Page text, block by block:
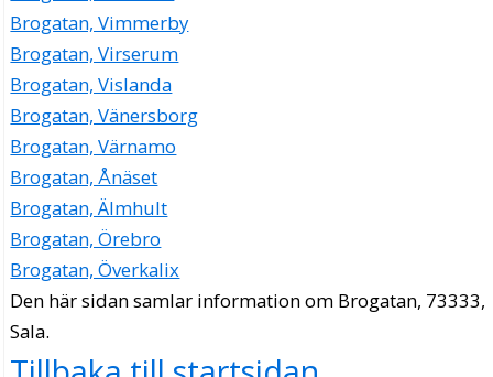
Brogatan, Vimmerby
Brogatan, Virserum
Brogatan, Vislanda
Brogatan, Vänersborg
Brogatan, Värnamo
Brogatan, Ånäset
Brogatan, Älmhult
Brogatan, Örebro
Brogatan, Överkalix
Den här sidan samlar information om Brogatan, 73333,
Sala.